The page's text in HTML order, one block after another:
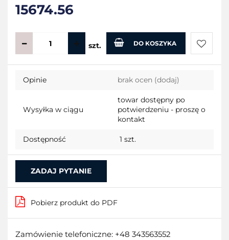
15674.56
szt. DO KOSZYKA
Do
Opinie brak ocen (dodaj)
Wysyłka w ciągu
towar dostępny po
potwierdzeniu - proszę o
kontakt
Dostępność 1 szt.
ZADAJ PYTANIE
Pobierz produkt do PDF
Zamówienie telefoniczne: +48 343563552